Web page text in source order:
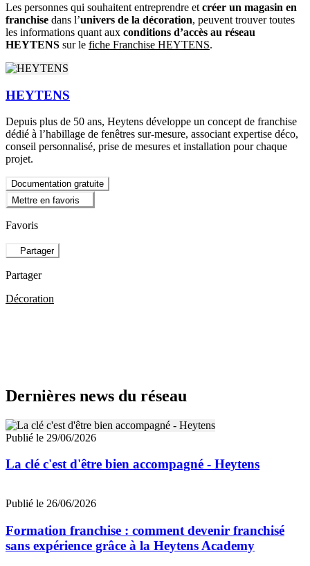
Les personnes qui souhaitent entreprendre et créer un magasin en
franchise dans l’univers de la décoration, peuvent trouver toutes
les informations quant aux conditions d’accès au réseau
HEYTENS sur le fiche Franchise HEYTENS.
HEYTENS
Depuis plus de 50 ans, Heytens développe un concept de franchise
dédié à l’habillage de fenêtres sur-mesure, associant expertise déco,
conseil personnalisé, prise de mesures et installation pour chaque
projet.
Documentation gratuite
Mettre en favoris
Favoris
Partager
Partager
Décoration
Dernières news du réseau
Publié le 29/06/2026
La clé c'est d'être bien accompagné - Heytens
Publié le 26/06/2026
Formation franchise : comment devenir franchisé
sans expérience grâce à la Heytens Academy